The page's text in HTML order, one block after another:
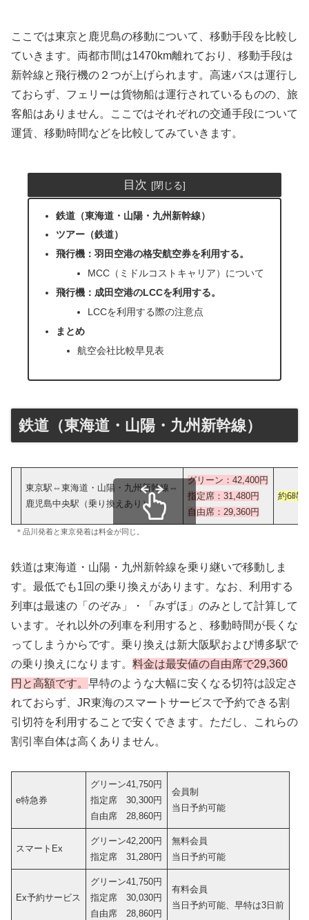
ここでは東京と鹿児島の移動について、移動手段を比較し
ていきます。両都市間は1470km離れており、移動手段は
新幹線と飛行機の２つが上げられます。高速バスは運行し
ておらず、フェリーは貨物船は運行されているものの、旅
客船はありません。ここではそれぞれの交通手段について
運賃、移動時間などを比較してみていきます。
目次
鉄道（東海道・山陽・九州新幹線）
ツアー（鉄道）
飛行機：羽田空港の格安航空券を利用する。
MCC（ミドルコストキャリア）について
飛行機：成田空港のLCCを利用する。
LCCを利用する際の注意点
まとめ
航空会社比較早見表
鉄道（東海道・山陽・九州新幹線）
東京駅⇔東海道・山陽・九州新幹線⇔
鹿児島中央駅（乗り換えあり）
グリーン：42,400円
指定席：31,480円
自由席：29,360円
約6時
スクロールできます
＊品川発着と東京発着は料金が同じ。
鉄道は東海道・山陽・九州新幹線を乗り継いで移動しま
す。最低でも1回の乗り換えがあります。なお、利用する
列車は最速の「のぞみ」・「みずほ」のみとして計算して
います。それ以外の列車を利用すると、移動時間が長くな
ってしまうからです。乗り換えは新大阪駅および博多駅で
の乗り換えになります。 料金は最安値の自由席で29,360
円と高額です。 早特のような大幅に安くなる切符は設定さ
れておらず、JR東海のスマートサービスで予約できる割
引切符を利用することで安くできます。ただし、これらの
割引率自体は高くありません。
e特急券
グリーン41,750円
指定席 30,300円
自由席 28,860円
会員制
当日予約可能
スマートEx
グリーン42,200円
指定席 31,280円
無料会員
当日予約可能
Ex予約サービス
グリーン41,750円
指定席 30,030円
自由席 28,860円
有料会員
当日予約可能、早特は3日前